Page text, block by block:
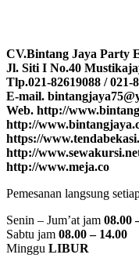
CV.Bintang Jaya Party
Jl. Siti I No.40
Tlp.021-82619088 / 021-
E-mail.
Web. http://
http://
https://
http://
http://www.meja.co
Pemesanan langsung
Senin – Jum’at jam 08.00
Sabtu jam 08.00 – 14.00
Minggu LIBUR